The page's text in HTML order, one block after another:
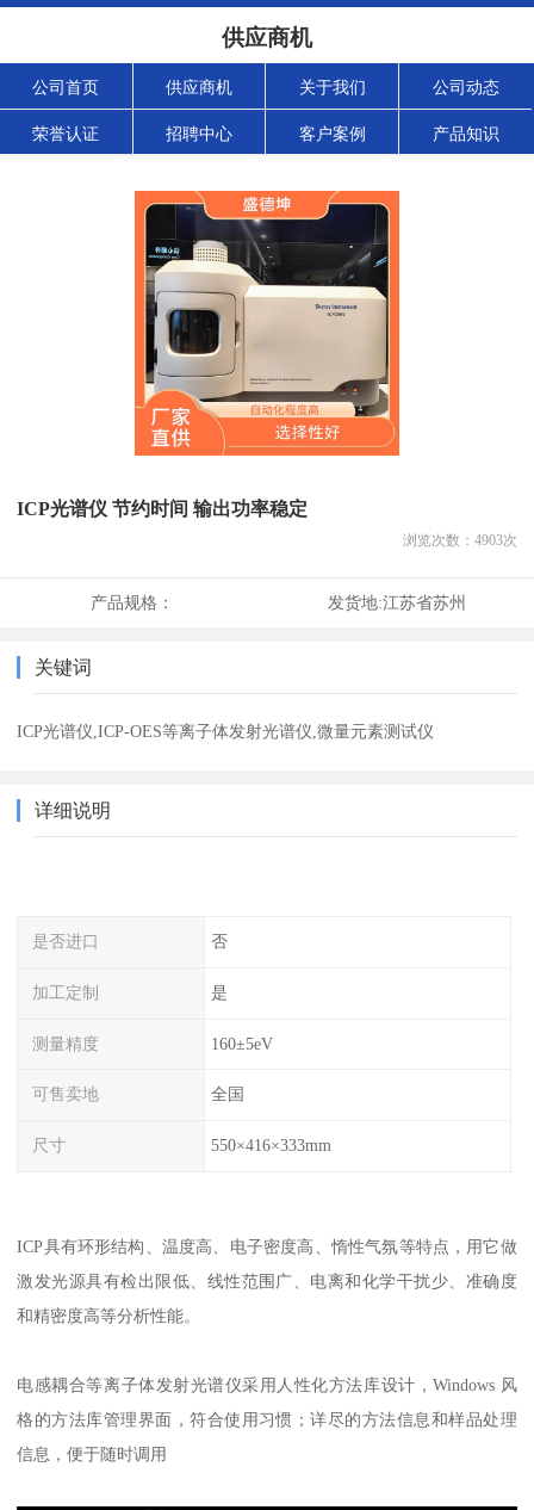
供应商机
公司首页 供应商机 关于我们 公司动态
荣誉认证 招聘中心 客户案例 产品知识
ICP光谱仪 节约时间 输出功率稳定
浏览次数： 4903次
产品规格： 发货地:江苏省苏州
关键词
ICP光谱仪,ICP-OES等离子体发射光谱仪,微量元素测试仪
详细说明
是否进口 否
加工定制 是
测量精度 160±5eV
可售卖地 全国
尺寸 550×416×333mm
ICP具有环形结构、温度高、电子密度高、惰性气氛等特点，用它做
激发光源具有检出限低、线性范围广、电离和化学干扰少、准确度
和精密度高等分析性能。
电感耦合等离子体发射光谱仪采用人性化方法库设计，Windows 风
格的方法库管理界面，符合使用习惯；详尽的方法信息和样品处理
信息，便于随时调用